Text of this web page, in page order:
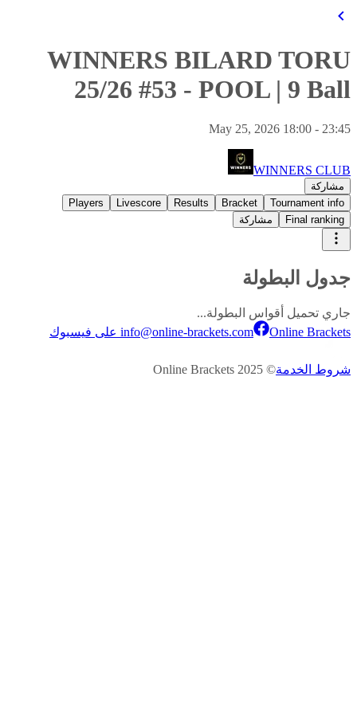
WINNERS BILARD TORU
25/26 #53 - POOL| 9 Ball
May 25, 2026 18:00 - 23:45
WINNERS CLUB
مشاركة
Tournament info
Bracket
Results
Livescore
Players
Final ranking
مشاركة
جدول البطولة
جاري تحميل أقواس البطولة...
info@online-brackets.com
Online Brackets على فيسبوك
شروط الخدمة© 2025 Online Brackets